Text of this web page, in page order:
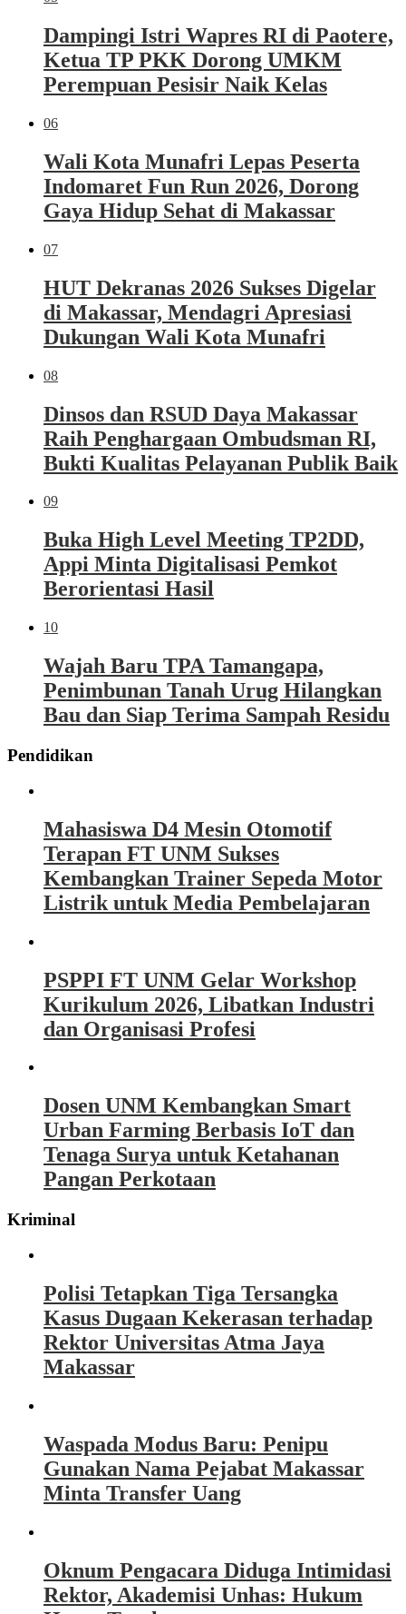
Dampingi Istri Wapres RI di Paotere,
Ketua TP PKK Dorong UMKM
Perempuan Pesisir Naik Kelas
06
Wali Kota Munafri Lepas Peserta
Indomaret Fun Run 2026, Dorong
Gaya Hidup Sehat di Makassar
07
HUT Dekranas 2026 Sukses Digelar
di Makassar, Mendagri Apresiasi
Dukungan Wali Kota Munafri
08
Dinsos dan RSUD Daya Makassar
Raih Penghargaan Ombudsman RI,
Bukti Kualitas Pelayanan Publik Baik
09
Buka High Level Meeting TP2DD,
Appi Minta Digitalisasi Pemkot
Berorientasi Hasil
10
Wajah Baru TPA Tamangapa,
Penimbunan Tanah Urug Hilangkan
Bau dan Siap Terima Sampah Residu
Pendidikan
Mahasiswa D4 Mesin Otomotif
Terapan FT UNM Sukses
Kembangkan Trainer Sepeda Motor
Listrik untuk Media Pembelajaran
PSPPI FT UNM Gelar Workshop
Kurikulum 2026, Libatkan Industri
dan Organisasi Profesi
Dosen UNM Kembangkan Smart
Urban Farming Berbasis IoT dan
Tenaga Surya untuk Ketahanan
Pangan Perkotaan
Kriminal
Polisi Tetapkan Tiga Tersangka
Kasus Dugaan Kekerasan terhadap
Rektor Universitas Atma Jaya
Makassar
Waspada Modus Baru: Penipu
Gunakan Nama Pejabat Makassar
Minta Transfer Uang
Oknum Pengacara Diduga Intimidasi
Rektor, Akademisi Unhas: Hukum